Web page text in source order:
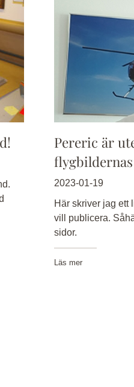
Pereric är
2023-01-19
Här skriver jag ett
vill publicera.
sidor.
Läs mer